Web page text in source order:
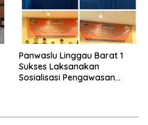
Panwaslu Linggau Barat 1
Sukses Laksanakan
Sosialisasi Pengawasan